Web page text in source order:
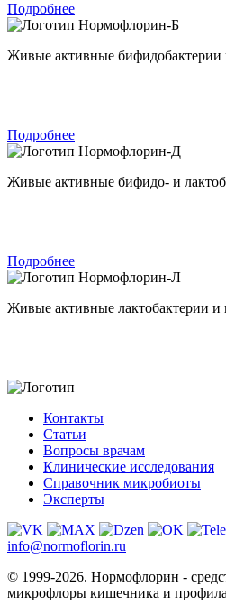
Подробнее
Нормофлорин-Б
Живые активные бифидобактерии
Подробнее
Нормофлорин-Д
Живые активные бифидо- и
Подробнее
Нормофлорин-Л
Живые активные лактобактерии и
Контакты
Статьи
Вопросы врачам
Клинические исследования
Справочник микробиоты
Эксперты
info@normoflorin.ru
© 1999-2026. Нормофлорин -
микрофлоры кишечника и